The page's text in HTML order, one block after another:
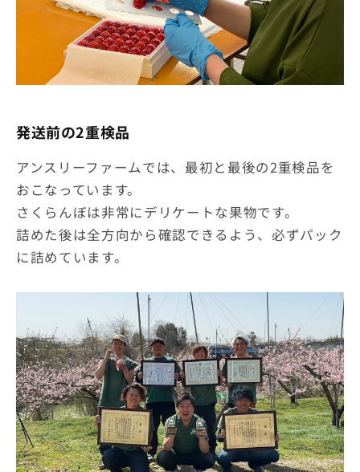
発送前の2重検品
アンスリーファームでは、最初と最後の2重検品を
おこなっています。
さくらんぼは非常にデリケートな果物です。
詰めた後は全方向から確認できるよう、必ずパック
に詰めています。